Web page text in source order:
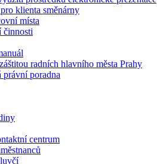
klienta směnárny
místa
činnosti
radních hlavního města Prahy
právní poradna
centrum